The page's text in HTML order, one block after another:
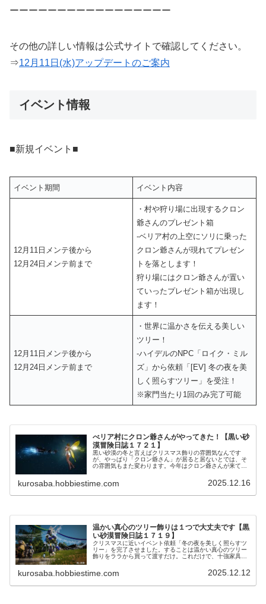
ーーーーーーーーーーーーーーーーー
その他の詳しい情報は公式サイトで確認してください。
⇒12月11日(水)アップデートのご案内
イベント情報
■新規イベント■
イベント期間 イベント内容
12月11日メンテ後から
12月24日メンテ前まで
・村や狩り場に出現するクロン
爺さんのプレゼント箱
‐ベリア村の上空にソリに乗った
クロン爺さんが現れてプレゼン
トを落とします！
狩り場にはクロン爺さんが置い
ていったプレゼント箱が出現し
ます！
12月11日メンテ後から
12月24日メンテ前まで
・世界に温かさを伝える美しい
ツリー！
‐ハイデルのNPC「ロイク・ミル
ズ」から依頼「[EV] 冬の夜を美
しく照らすツリー」を受注！
※家門当たり1回のみ完了可能
べリア村にクロン爺さんがやってきた！【黒い砂
漠冒険日誌１７２１】
黒い砂漠の冬と言えばクリスマス飾りの雰囲気なんです
が、やっぱり「クロン爺さん」が居ると居ないとでは、そ
の雰囲気もまた変わります。今年はクロン爺さんが来てく
kurosaba.hobbiestime.com 2025.12.16
温かい真心のツリー飾りは１つで大丈夫です【黒
い砂漠冒険日誌１７１９】
クリスマスに近いイベント依頼「冬の夜を美しく照らすツ
リー」を完了させました。することは温かい真心のツリー
飾りをララから買って渡すだけ。これだけで、十強家具真
kurosaba.hobbiestime.com 2025.12.12